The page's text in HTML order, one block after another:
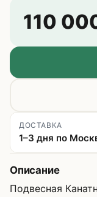
110
ДОСТАВКА
1–3 дня по
Описание
Подвесная